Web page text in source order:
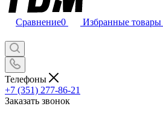
Сравнение0 Избранные товары
Телефоны
+7 (351) 277-86-21
Заказать звонок